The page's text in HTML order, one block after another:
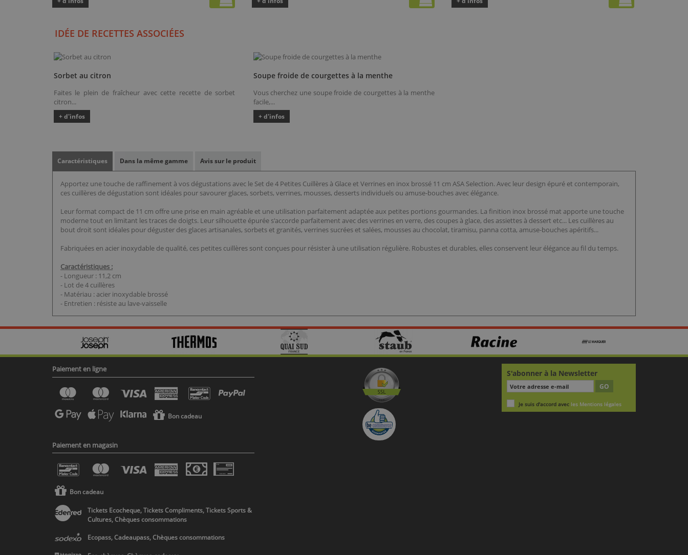
IDÉE DE RECETTES ASSOCIÉES
Sorbet au citron
Faites le plein de fraîcheur avec cette recette de sorbet
citron...
+ d'infos
Soupe froide de courgettes à la menthe
Vous cherchez une soupe froide de courgettes à la menthe
facile,...
+ d'infos
Caractéristiques Dans la même gamme Avis sur le produit
Apportez une touche de raffinement à vos dégustations avec le Set de 4 Petites Cuillères à Glace et Verrines en inox brossé 11 cm ASA Selection. Avec leur design épuré et contemporain,
ces cuillères de dégustation sont idéales pour savourer glaces, sorbets, verrines, mousses, desserts individuels ou amuse-bouches avec élégance.
Leur format compact de 11 cm offre une prise en main agréable et une utilisation parfaitement adaptée aux petites portions gourmandes. La finition inox brossé mat apporte une touche
moderne tout en limitant les traces de doigts. Leur silhouette épurée s'accorde parfaitement avec des verrines en verre, des coupes à glace, des assiettes à dessert etc... Les cuillères au
bout droit sont idéales pour déguster des glaces artisanales, sorbets et granités, verrines sucrées et salées, mousses au chocolat, tiramisu, panna cotta, amuse-bouches apéritifs...
Fabriquées en acier inoxydable de qualité, ces petites cuillères sont conçues pour résister à une utilisation régulière. Robustes et durables, elles conservent leur élégance au fil du temps.
Caractéristiques :
- Longueur : 11,2 cm
- Lot de 4 cuillères
- Matériau : acier inoxydable brossé
- Entretien : résiste au lave-vaisselle
Paiement en ligne
Bon cadeau
Paiement en magasin
Bon cadeau
Tickets Ecocheque, Tickets Compliments, Tickets Sports &
Cultures, Chèques consommations
Ecopass, Cadeaupass, Chèques consommations
S'abonner à la Newsletter
GO
Je suis d'accord avec les Mentions légales